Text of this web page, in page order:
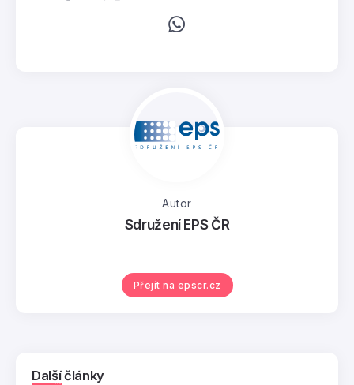
Autor
Sdružení EPS ČR
Přejít na epscr.cz
Další články